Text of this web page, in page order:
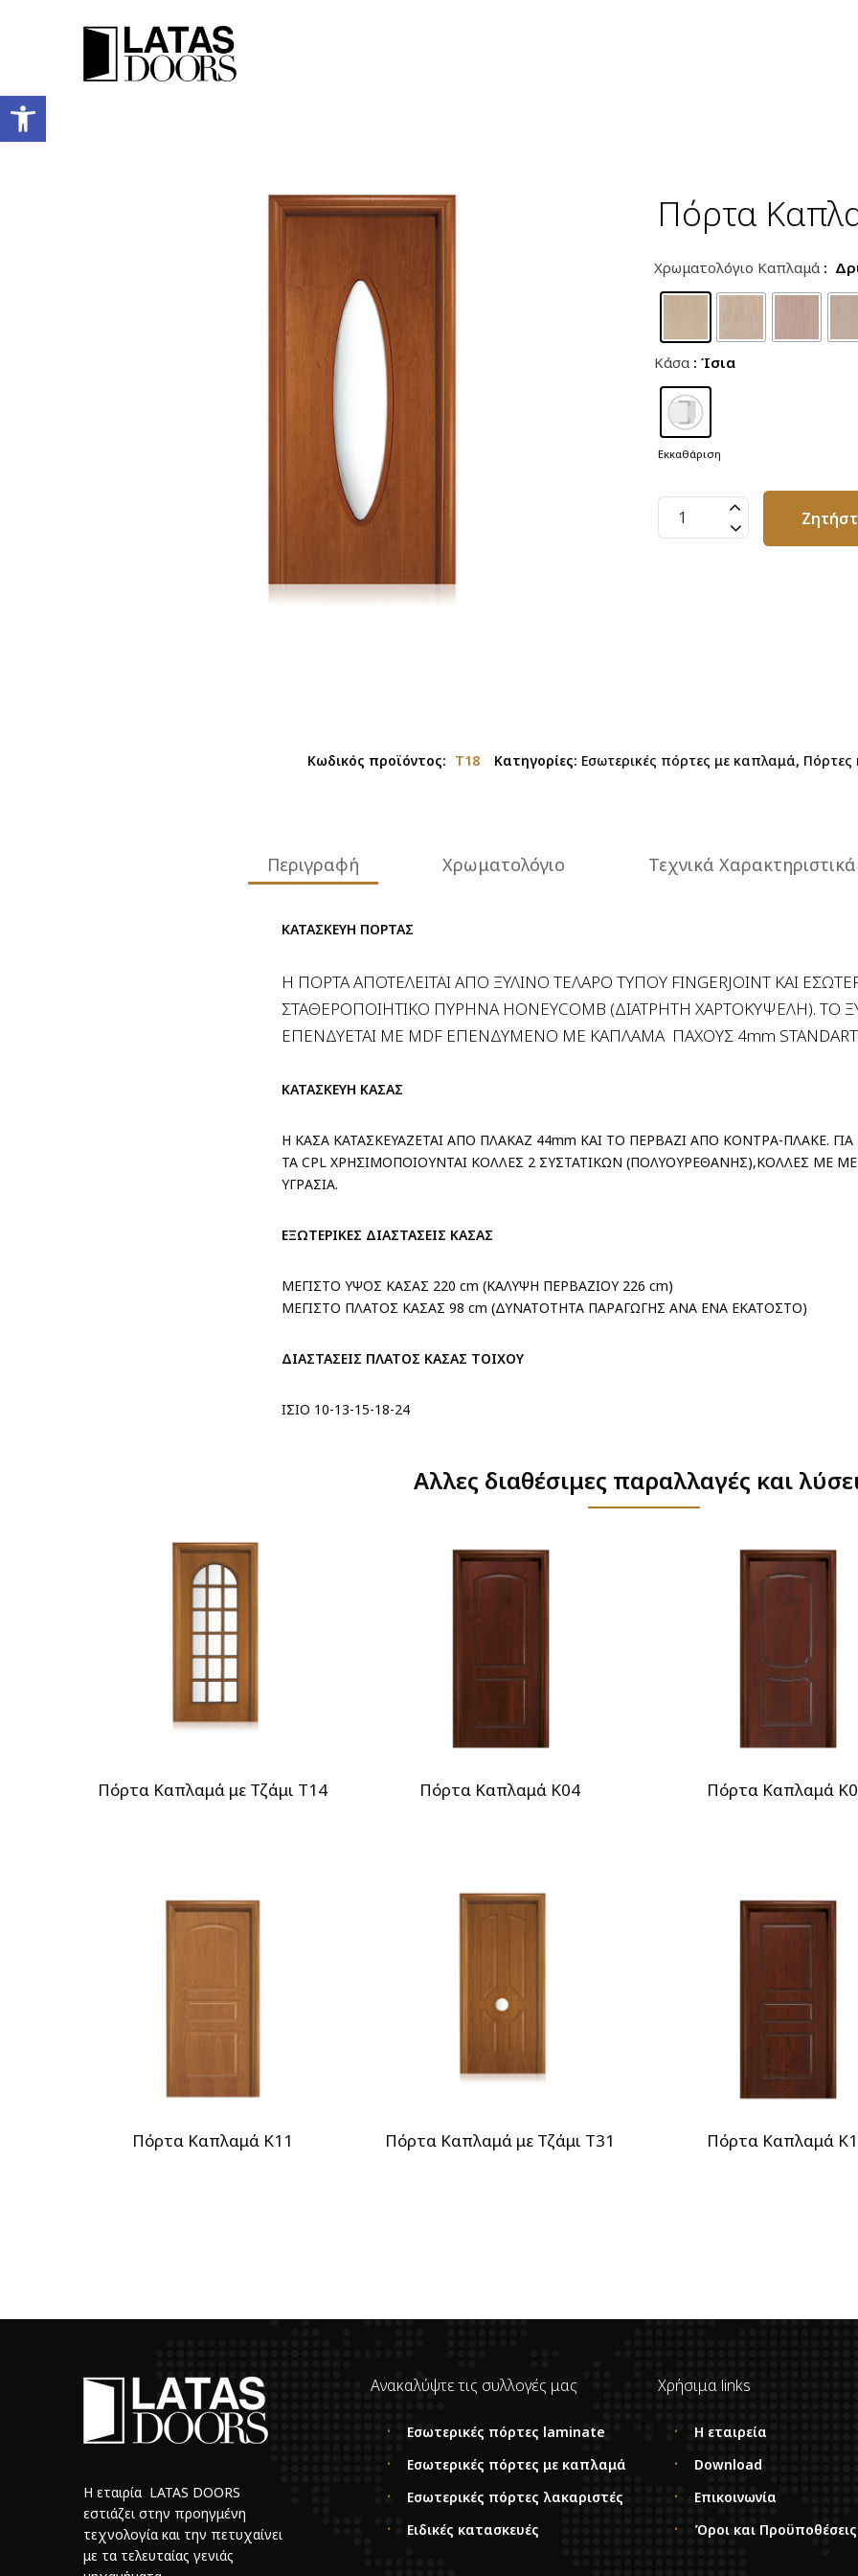
Ανοίξτε τη γραμμή εργαλείων
Πόρτα
Χρωματολόγιο Καπλαμά :
Κάσα : Ίσια
Εκκαθάριση
Πόρτα
Καπλαμά
Κωδικός προϊόντος: T18 Κατηγορίες: Εσωτερικές πόρτες με καπλαμά, Πόρτες
Περιγραφή Χρωματολόγιο Τεχνικά Χαρακτηριστικά
ΚΑΤΑΣΚΕΥΗ ΠΟΡΤΑΣ
Η ΠΟΡΤΑ ΑΠΟΤΕΛΕΙΤΑΙ ΑΠΟ ΞΥΛΙΝΟ ΤΕΛΑΡΟ ΤΥΠΟΥ FINGERJOINT ΚΑΙ
ΣΤΑΘΕΡΟΠΟΙΗΤΙΚΟ ΠΥΡΗΝΑ HONEYCOMB (ΔΙΑΤΡΗΤΗ ΧΑΡΤΟΚΥΨΕΛΗ). ΤΟ
ΕΠΕΝΔΥΕΤΑΙ ΜΕ MDFΕΠΕΝΔΥΜΕΝΟ ΜΕ ΚΑΠΛΑΜΑ ΠΑΧΟΥΣ 4mm STANDART
ΚΑΤΑΣΚΕΥΗ ΚΑΣΑΣ
Η ΚΑΣΑ ΚΑΤΑΣΚΕΥΑΖΕΤΑΙ ΑΠΟ ΠΛΑΚΑΖ 44mm ΚΑΙ ΤΟ ΠΕΡΒΑΖΙ ΑΠΟ ΚΟΝΤΡΑ-ΠΛΑΚΕ.
ΤΑ CPL ΧΡΗΣΙΜΟΠΟΙΟΥΝΤΑΙ ΚΟΛΛΕΣ 2 ΣΥΣΤΑΤΙΚΩΝ (ΠΟΛΥΟΥΡΕΘΑΝΗΣ),ΚΟΛΛΕΣ ΜΕ
ΥΓΡΑΣΙΑ.
ΕΞΩΤΕΡΙΚΕΣ ΔΙΑΣΤΑΣΕΙΣ ΚΑΣΑΣ
ΜΕΓΙΣΤΟ ΥΨΟΣ ΚΑΣΑΣ 220 cm (ΚΑΛΥΨΗ ΠΕΡΒΑΖΙΟΥ 226 cm)
ΜΕΓΙΣΤΟ ΠΛΑΤΟΣ ΚΑΣΑΣ 98 cm (ΔΥΝΑΤΟΤΗΤΑ ΠΑΡΑΓΩΓΗΣ ΑΝΑ ΕΝΑ ΕΚΑΤΟΣΤΟ)
ΔΙΑΣΤΑΣΕΙΣ ΠΛΑΤΟΣ ΚΑΣΑΣ ΤΟΙΧΟΥ
ΙΣΙΟ 10-13-15-18-24
Αλλες διαθέσιμες παραλλαγές και
Πόρτα Καπλαμά με Τζάμι T14 Πόρτα Καπλαμά Κ04 Πόρτα Καπλαμά
Πόρτα Καπλαμά Κ11 Πόρτα Καπλαμά με Τζάμι T31 Πόρτα Καπλαμά
Η εταιρία LATAS DOORS
εστιάζει στην προηγμένη
τεχνολογία και την πετυχαίνει
με τα τελευταίας γενιάς
Ανακαλύψτε τις συλλογές μας
Εσωτερικές πόρτες laminate
Εσωτερικές πόρτες με καπλαμά
Εσωτερικές πόρτες λακαριστές
Ειδικές κατασκευές
Χρήσιμα links
Η εταιρεία
Download
Επικοινωνία
Όροι και Προϋποθέσεις